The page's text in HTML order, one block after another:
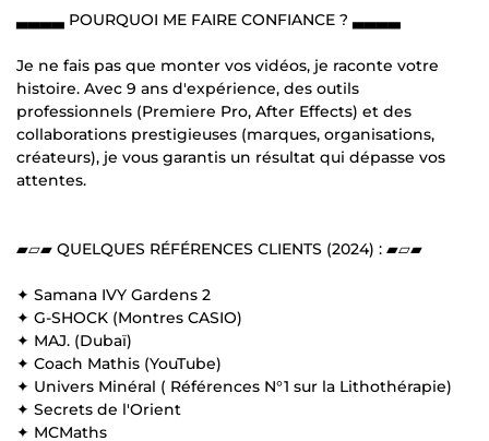
▃▃▃▃ POURQUOI ME FAIRE CONFIANCE ? ▃▃▃▃
Je ne fais pas que monter vos vidéos, je raconte votre
histoire. Avec 9 ans d'expérience, des outils
professionnels (Premiere Pro, After Effects) et des
collaborations prestigieuses (marques, organisations,
créateurs), je vous garantis un résultat qui dépasse vos
attentes.
▰▱▰ QUELQUES RÉFÉRENCES CLIENTS (2024) : ▰▱▰
✦ Samana IVY Gardens 2
✦ G-SHOCK (Montres CASIO)
✦ MAJ. (Dubaï)
✦ Coach Mathis (YouTube)
✦ Univers Minéral ( Références N°1 sur la Lithothérapie)
✦ Secrets de l'Orient
✦ MCMaths